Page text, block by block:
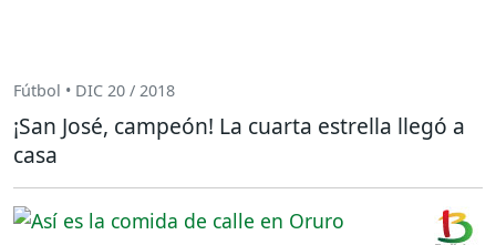
Fútbol • DIC 20 / 2018
¡San José, campeón! La cuarta estrella llegó a
casa